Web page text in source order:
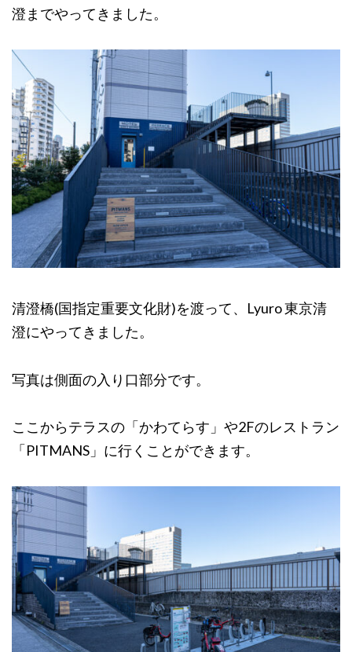
澄までやってきました。
清澄橋(国指定重要文化財)を渡って、Lyuro 東京清
澄にやってきました。
写真は側面の入り口部分です。
ここからテラスの「かわてらす」や2Fのレストラン
「PITMANS」に行くことができます。